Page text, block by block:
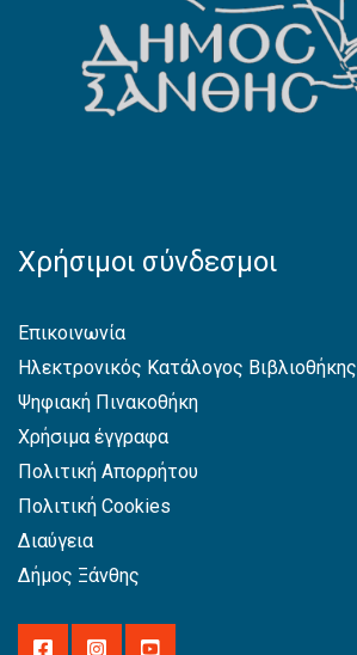
Χρήσιμοι σύνδεσμοι
Επικοινωνία
Ηλεκτρονικός Κατάλογος Βιβλιοθήκης
Ψηφιακή Πινακοθήκη
Χρήσιμα έγγραφα
Πολιτική Απορρήτου
Πολιτική Cookies
Διαύγεια
Δήμος Ξάνθης